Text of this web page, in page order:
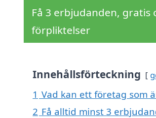
Få 3 erbjudanden, gratis
förpliktelser
Innehållsförteckning
1 Vad kan ett företag som
2 Få alltid minst 3